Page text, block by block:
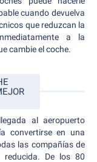
cuando devuelva
que reduzcan la
a la
cambie el coche.
al aeropuerto
convertirse en una
las compañías de
De los 80